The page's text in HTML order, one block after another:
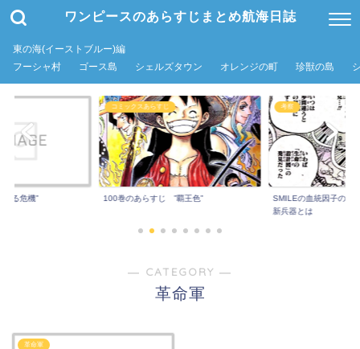
ワンピースのあらすじまとめ航海日誌
東の海(イーストブルー)編
フーシャ村
ゴース島 シェルズタウン オレンジの町 珍獣の島
る危機”
コミックスあらすじ
100巻のあらすじ ”覇王色”
考察
SMILEの血統因子の秘
新兵器とは
― CATEGORY ―
革命軍
革命軍